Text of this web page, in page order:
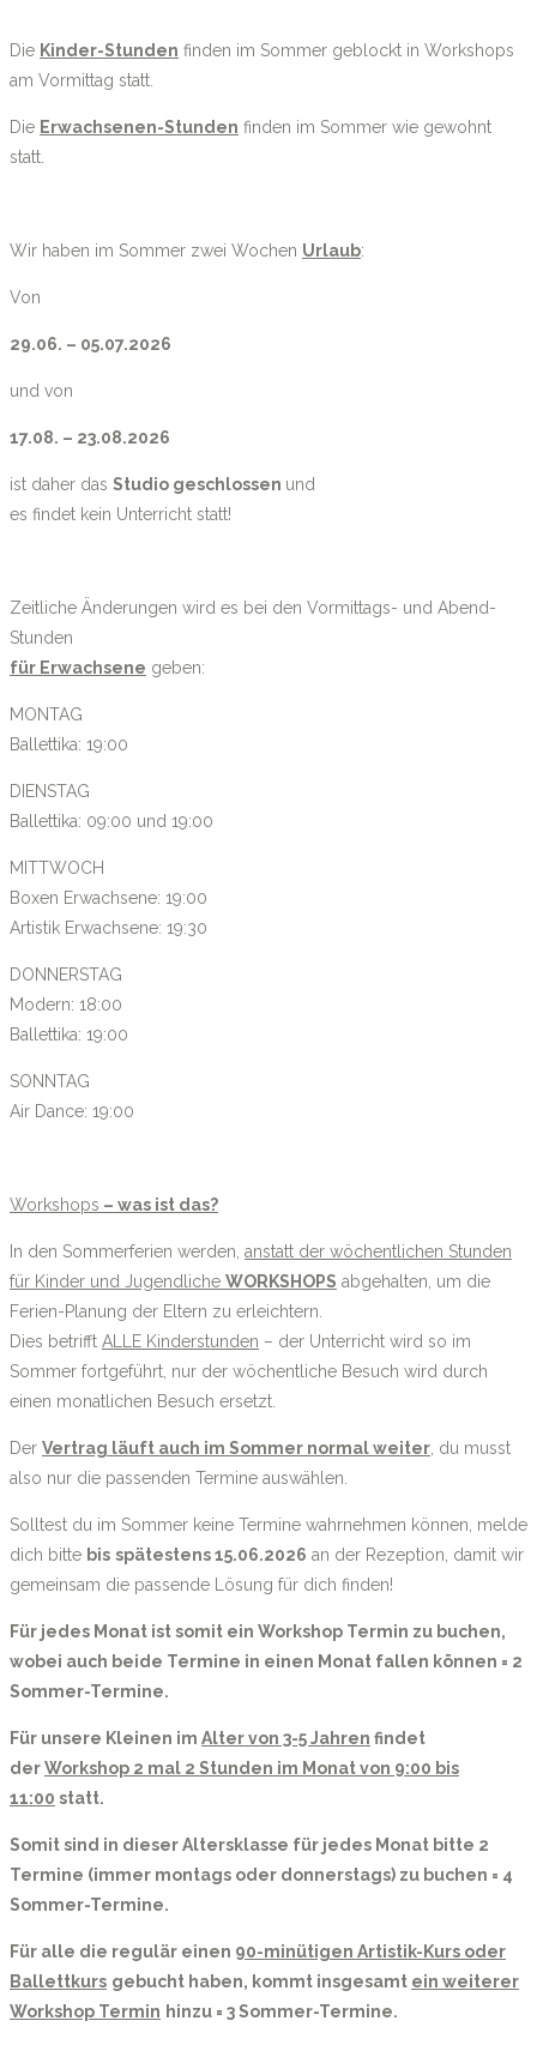
Die Kinder-Stunden finden im Sommer geblockt in Workshops
am Vormittag statt.
Die Erwachsenen-Stunden finden im Sommer wie gewohnt
statt.
Wir haben im Sommer zwei Wochen Urlaub:
Von
29.06. – 05.07.2026
und von
17.08. – 23.08.2026
ist daher das Studio geschlossen und
es findet kein Unterricht statt!
Zeitliche Änderungen wird es bei den Vormittags- und Abend-
Stunden
für Erwachsene geben:
MONTAG
Ballettika: 19:00
DIENSTAG
Ballettika: 09:00 und 19:00
MITTWOCH
Boxen Erwachsene: 19:00
Artistik Erwachsene: 19:30
DONNERSTAG
Modern: 18:00
Ballettika: 19:00
SONNTAG
Air Dance: 19:00
Workshops – was ist das?
In den Sommerferien werden, anstatt der wöchentlichen Stunden
für Kinder und Jugendliche WORKSHOPS abgehalten, um die
Ferien-Planung der Eltern zu erleichtern.
Dies betrifft ALLE Kinderstunden – der Unterricht wird so im
Sommer fortgeführt, nur der wöchentliche Besuch wird durch
einen monatlichen Besuch ersetzt.
Der Vertrag läuft auch im Sommer normal weiter , du musst
also nur die passenden Termine auswählen.
Solltest du im Sommer keine Termine wahrnehmen können, melde
dich bitte bis spätestens 15.06.2026 an der Rezeption, damit wir
gemeinsam die passende Lösung für dich finden!
Für jedes Monat ist somit ein Workshop Termin zu buchen,
wobei auch beide Termine in einen Monat fallen können = 2
Sommer-Termine.
Für unsere Kleinen im Alter von 3-5 Jahren findet
derWorkshop 2 mal 2 Stunden im Monat von 9:00 bis
11:00 statt.
Somit sind in dieser Altersklasse für jedes Monat bitte 2
Termine (immer montags oder donnerstags) zu buchen = 4
Sommer-Termine.
Für alle die regulär einen 90-minütigen Artistik-Kurs oder
Ballettkurs gebucht haben, kommt insgesamt ein weiterer
Workshop Termin hinzu = 3 Sommer-Termine.